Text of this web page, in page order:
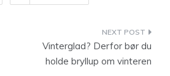
Vinterglad? Derfor bør du
holde bryllup om vinteren